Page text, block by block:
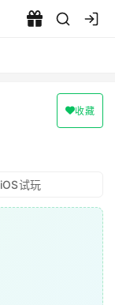
收藏
iOS试玩